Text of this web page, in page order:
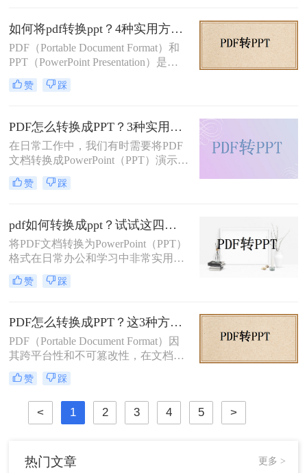
如何将pdf转换ppt？4种实用方法解析！
PDF（Portable Document Format）和
PPT（PowerPoint Presentation）是两
种常见的文件格式，分别用于文档存
储和演示文稿制作。在某些情况下，
式，以便在演示文稿中使用或进行进
一步编辑。那么如何将pdf转换ppt
呢？本文将详细介绍几种将PDF转换
为PPT的方法，帮助您高效地完成这
一任务。
赞 踩
PDF怎么转换成PPT？3种实用方法详解！
在日常工作中，我们有时需要将PDF
文档转换成PowerPoint（PPT）演示文
稿以方便展示或编辑。那么PDF怎么
转换成PPT呢？本文将介绍几种实现
赞 踩
pdf如何转换成ppt？试试这四种常用方法！
将PDF文档转换为PowerPoint（PPT）
格式在日常办公和学习中非常实用，
特别是在需要对内容进行编辑或演示
时。那么pdf如何转换成ppt呢？本文
赞 踩
PDF怎么转换成PPT？这3种方法学起来超简单！
PDF（Portable Document Format）因
其跨平台性和不可篡改性，在文档分
享和存储中广泛应用。然而，在某些
情况下，我们可能需要将PDF转换为
PPT（PowerPoint）格式，以便进行编
辑和演示。那么PDF怎么转换成PPT
呢？本文将介绍三种将PDF转换成
赞 踩
< 1 2 3 4 5 >
热门文章 更多 >